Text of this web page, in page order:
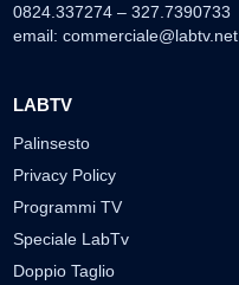
0824.337274 – 327.7390733
email: commerciale@labtv.net
LABTV
Palinsesto
Privacy Policy
Programmi TV
Speciale LabTv
Doppio Taglio